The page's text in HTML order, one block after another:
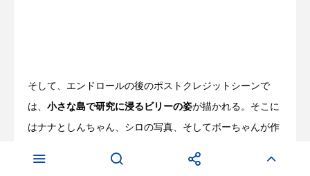
そして、エンドロールの後のポストクレジットシーンで
は、 小さな島で研究に浸るビリーの姿が描かれる。そこに
はナナとしんちゃん、シロの写真、そしてボーちゃんが作